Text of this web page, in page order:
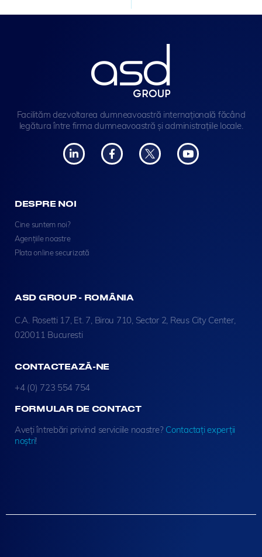
Facilităm dezvoltarea dumneavoastră internațională făcând
legătura între firma dumneavoastră și administrațiile locale.
DESPRE NOI
Cine suntem noi?
Agențiile noastre
Plata online securizată
ASD GROUP - ROMÂNIA
C.A. Rosetti 17, Et. 7, Birou 710, Sector 2, Reus City Center,
020011 Bucuresti
CONTACTEAZĂ-NE
+4 (0) 723 554 754
FORMULAR DE CONTACT
Aveți întrebări privind serviciile noastre? Contactați experții
noștri!